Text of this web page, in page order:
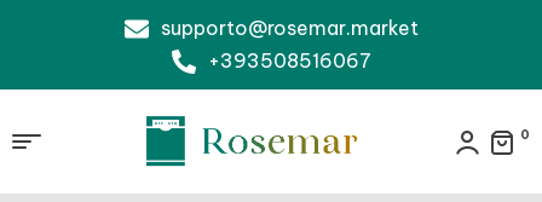
supporto@rosemar.market
+393508516067
0